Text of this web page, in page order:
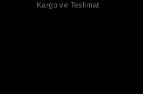
Kargo ve Teslimat